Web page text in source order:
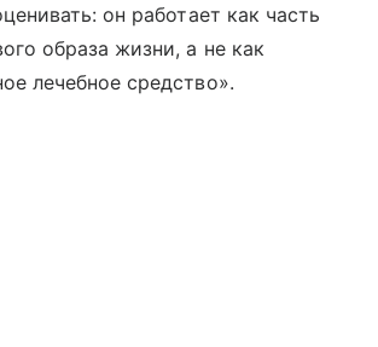
он работает как часть
образа жизни, а не как
лечебное средство».